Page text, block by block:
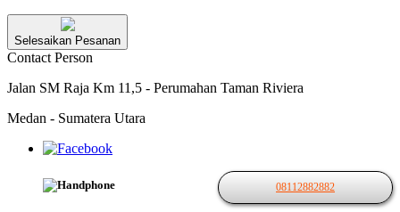
Selesaikan Pesanan
Contact Person
Jalan SM Raja Km 11,5 - Perumahan Taman Riviera
Medan - Sumatera Utara
08112882882